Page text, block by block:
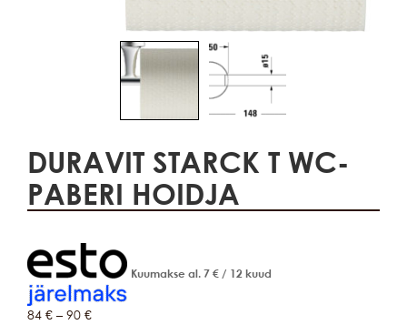
DURAVIT STARCK T WC-
PABERI HOIDJA
Kuumakse al. 7 € / 12 kuud
84 € – 90 €